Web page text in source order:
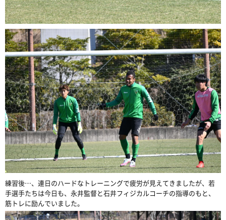
練習後…、連日のハードなトレーニングで疲労が見えてきましたが、若
手選手たちは今日も、永井監督と石井フィジカルコーチの指導のもと、
筋トレに励んでいました。